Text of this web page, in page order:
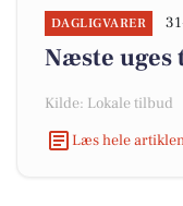
DAGLIGVARER
Næste
Kilde: Lokale tilbud
Læs hele